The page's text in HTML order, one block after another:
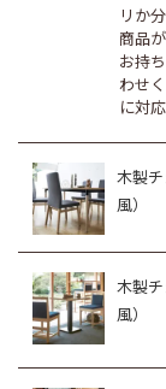
リか
商品
お持
わせ
に対
木製
風）
木製
風）